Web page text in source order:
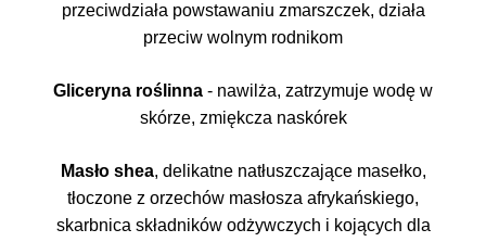
przeciwdziała powstawaniu zmarszczek, działa
przeciw wolnym rodnikom
Gliceryna roślinna - nawilża, zatrzymuje wodę w
skórze, zmiękcza naskórek
Masło shea, delikatne natłuszczające masełko,
tłoczone z orzechów masłosza afrykańskiego,
skarbnica składników odżywczych i kojących dla